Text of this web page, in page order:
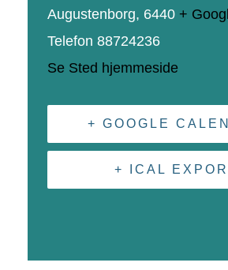
Augustenborg, 6440 +
Telefon 88724236
Se Sted hjemmeside
+ GOOGLE
+ ICAL